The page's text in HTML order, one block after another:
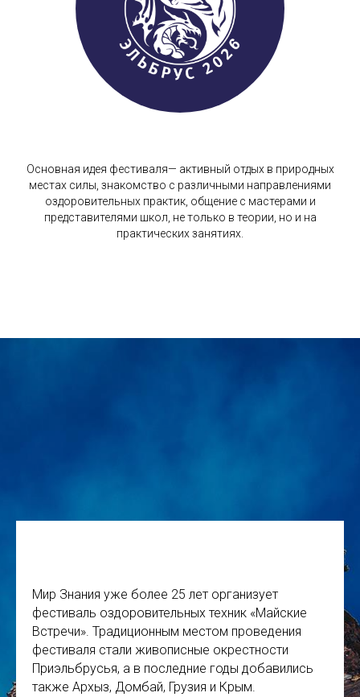
Основная идея фестиваля— активный отдых в природных
местах силы, знакомство с различными направлениями
оздоровительных практик, общение с мастерами и
представителями школ, не только в теории, но и на
практических занятиях.
Мир Знания уже более 25 лет организует
фестиваль оздоровительных техник «Майские
Встречи». Традиционным местом проведения
фестиваля стали живописные окрестности
Приэльбрусья, а в последние годы добавились
также Архыз, Домбай, Грузия и Крым.